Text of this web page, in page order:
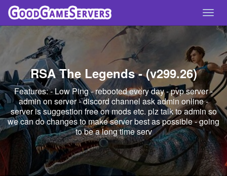
RSA The Legends - (v299.26)
Features: - Low Ping - rebooted every day - pvp server -
admin on server - discord channel ask admin online -
server is suggestion free on mods etc. plz talk to admin so
we can do changes to make server best as possible - going
to be a long time serv